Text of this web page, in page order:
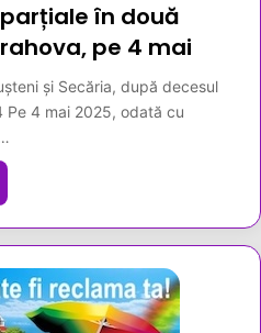
în două
pe 4 mai
și Secăria, după decesul
Pe 4 mai 2025, odată cu